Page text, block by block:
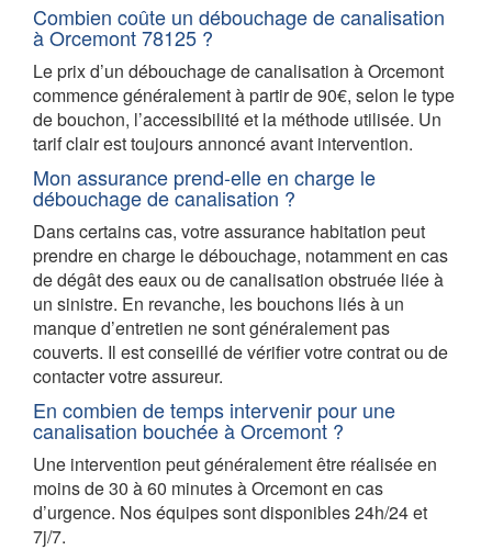
Combien coûte un débouchage de canalisation
à Orcemont 78125 ?
Le prix d’un débouchage de canalisation à Orcemont
commence généralement à partir de 90€, selon le type
de bouchon, l’accessibilité et la méthode utilisée. Un
tarif clair est toujours annoncé avant intervention.
Mon assurance prend-elle en charge le
débouchage de canalisation ?
Dans certains cas, votre assurance habitation peut
prendre en charge le débouchage, notamment en cas
de dégât des eaux ou de canalisation obstruée liée à
un sinistre. En revanche, les bouchons liés à un
manque d’entretien ne sont généralement pas
couverts. Il est conseillé de vérifier votre contrat ou de
contacter votre assureur.
En combien de temps intervenir pour une
canalisation bouchée à Orcemont ?
Une intervention peut généralement être réalisée en
moins de 30 à 60 minutes à Orcemont en cas
d’urgence. Nos équipes sont disponibles 24h/24 et
7j/7.